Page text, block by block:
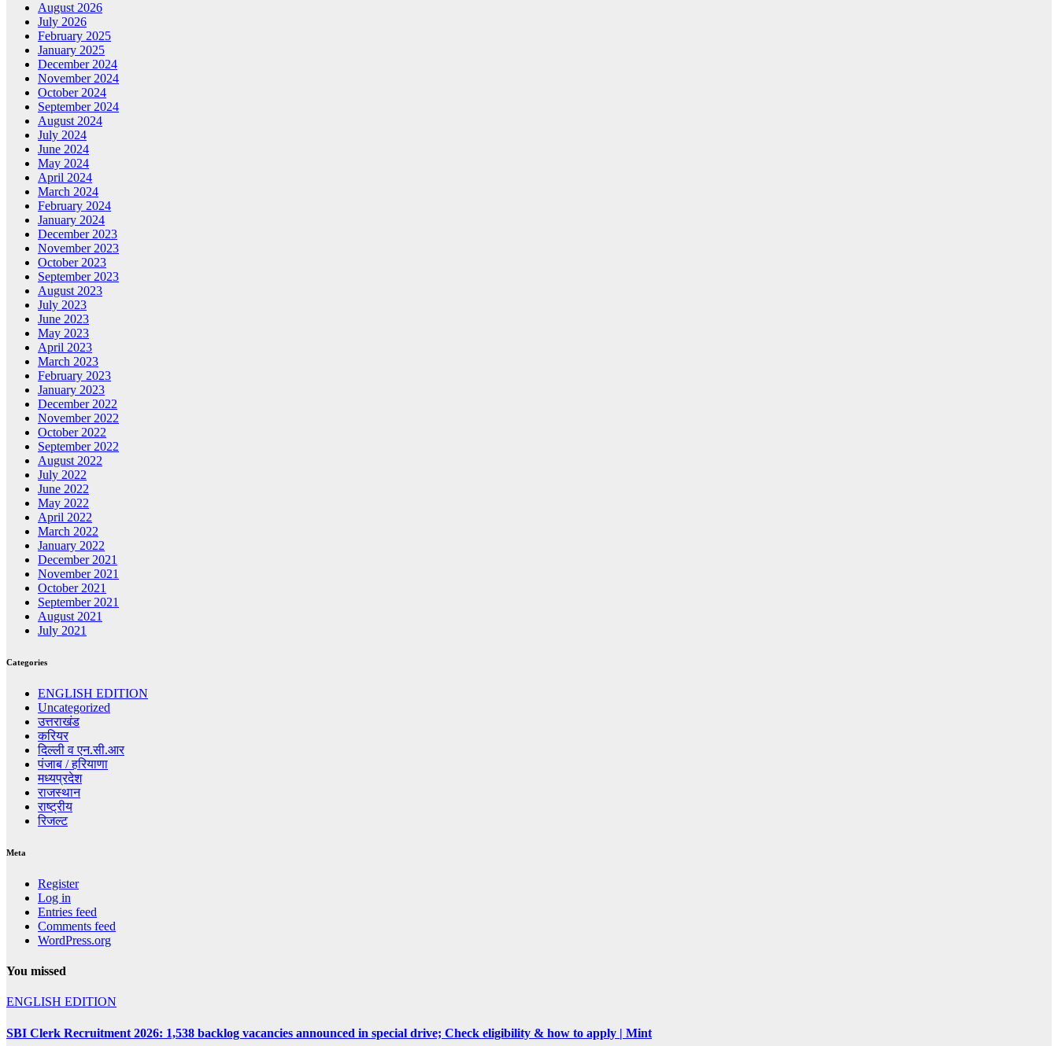
August 2026
July 2026
February 2025
January 2025
December 2024
November 2024
October 2024
September 2024
August 2024
July 2024
June 2024
May 2024
April 2024
March 2024
February 2024
January 2024
December 2023
November 2023
October 2023
September 2023
August 2023
July 2023
June 2023
May 2023
April 2023
March 2023
February 2023
January 2023
December 2022
November 2022
October 2022
September 2022
August 2022
July 2022
June 2022
May 2022
April 2022
March 2022
January 2022
December 2021
November 2021
October 2021
September 2021
August 2021
July 2021
Categories
ENGLISH EDITION
Uncategorized
उत्तराखंड
करियर
दिल्ली व एन.सी.आर
पंजाब / हरियाणा
मध्यप्रदेश
राजस्थान
राष्ट्रीय
रिजल्ट
Meta
Register
Log in
Entries feed
Comments feed
WordPress.org
You missed
ENGLISH EDITION
SBI Clerk Recruitment 2026: 1,538 backlog vacancies announced in special drive; Check eligibility & how to apply | Mint